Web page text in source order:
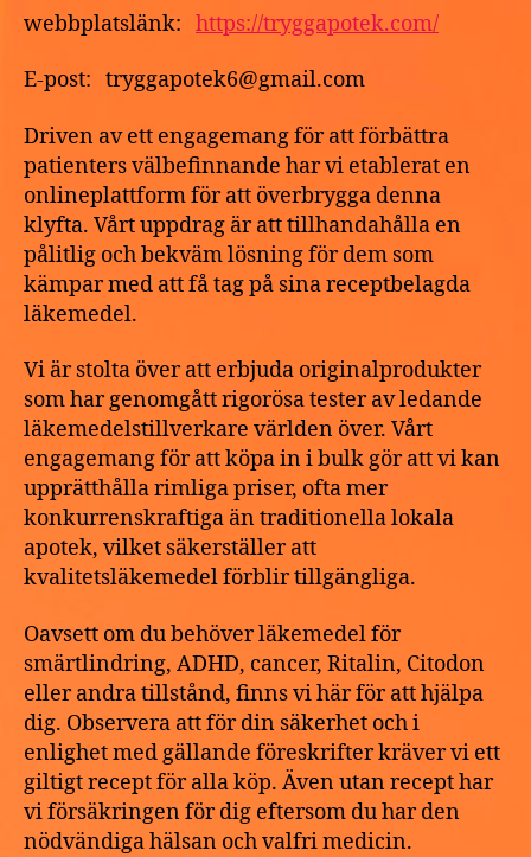
webbplatslänk: https://tryggapotek.com/
E-post: tryggapotek6@gmail.com
Driven av ett engagemang för att förbättra
patienters välbefinnande har vi etablerat en
onlineplattform för att överbrygga denna
klyfta. Vårt uppdrag är att tillhandahålla en
pålitlig och bekväm lösning för dem som
kämpar med att få tag på sina receptbelagda
läkemedel.
Vi är stolta över att erbjuda originalprodukter
som har genomgått rigorösa tester av ledande
läkemedelstillverkare världen över. Vårt
engagemang för att köpa in i bulk gör att vi kan
upprätthålla rimliga priser, ofta mer
konkurrenskraftiga än traditionella lokala
apotek, vilket säkerställer att
kvalitetsläkemedel förblir tillgängliga.
Oavsett om du behöver läkemedel för
smärtlindring, ADHD, cancer, Ritalin, Citodon
eller andra tillstånd, finns vi här för att hjälpa
dig. Observera att för din säkerhet och i
enlighet med gällande föreskrifter kräver vi ett
giltigt recept för alla köp. Även utan recept har
vi försäkringen för dig eftersom du har den
nödvändiga hälsan och valfri medicin.